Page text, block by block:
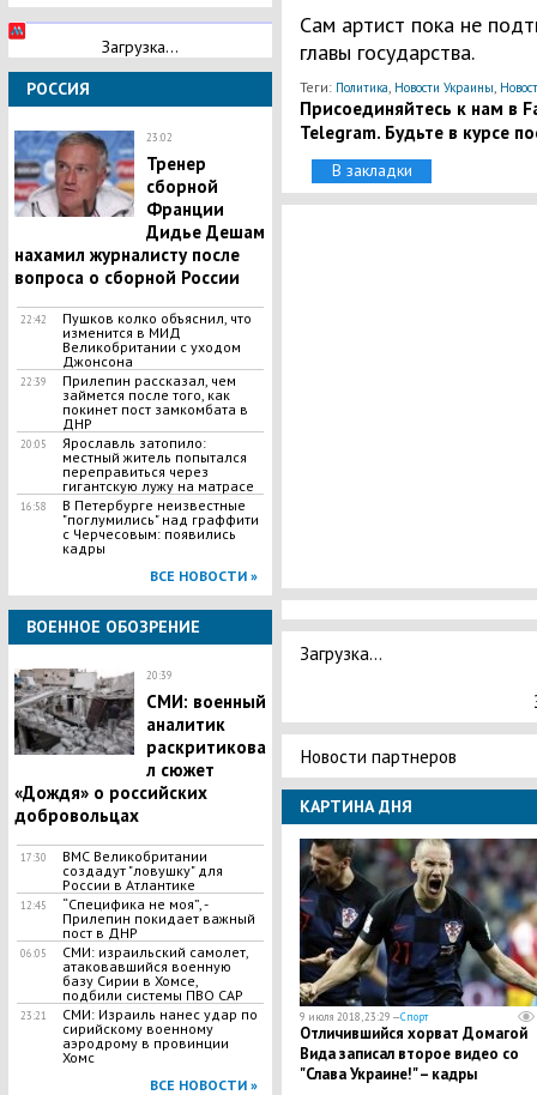
Загрузка...
РОССИЯ
23:02
Тренер
сборной
Франции
Дидье Дешам
нахамил журналисту после
вопроса о сборной России
22:42
Пушков колко объяснил, что
изменится в МИД
Великобритании с уходом
Джонсона
22:39
Прилепин рассказал, чем
займется после того, как
покинет пост замкомбата в
ДНР
20:05
Ярославль затопило:
местный житель попытался
переправиться через
гигантскую лужу на матрасе
16:58
В Петербурге неизвестные
"поглумились" над граффити
с Черчесовым: появились
кадры
ВСЕ НОВОСТИ »
ВОЕННОЕ ОБОЗРЕНИЕ
20:39
СМИ: военный
аналитик
раскритикова
л сюжет
«Дождя» о российских
добровольцах
17:30
ВМС Великобритании
создадут "ловушку" для
России в Атлантике
12:45
“Специфика не моя”, -
Прилепин покидает важный
пост в ДНР
06:05
СМИ: израильский самолет,
атаковавшийся военную
базу Сирии в Хомсе,
подбили системы ПВО САР
23:21
СМИ: Израиль нанес удар по
сирийскому военному
аэродрому в провинции
Хомс
ВСЕ НОВОСТИ »
Сам артист пока не
главы государства.
Теги: Политика, Новости Украины,
Присоединяйтесь к нам в
Telegram. Будьте в курсе
В закладки
Загрузка...
Новости партнеров
КАРТИНА ДНЯ
9 июля 2018, 23:29 —Спорт
Отличившийся хорват Домагой
Вида записал второе видео со
"Слава Украине!" – кадры